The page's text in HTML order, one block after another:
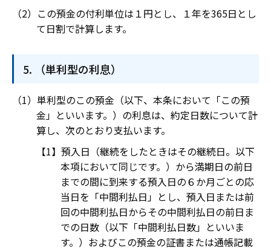
この預金の付利単位は１円とし、１年を365日とし
て日割で計算します。
（単利型の利息）
単利型のこの預金（以下、本条において「この預
金」といいます。）の利息は、約定日数について計
算し、次のとおり支払います。
預入日（継続をしたときはその継続日。以下
本項において同じです。）から満期日の前日
までの間に到来する預入日の６か月ごとの応
当日を「中間利払日」とし、預入日または前
回の中間利払日からその中間利払日の前日ま
での日数（以下「中間利払日数」といいま
す。）およびこの預金の証書または通帳記載